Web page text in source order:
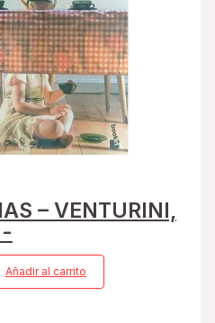
– VENTURINI,
Añadir al carrito